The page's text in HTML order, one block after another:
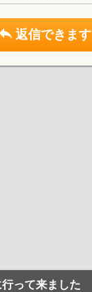
返信できます
って来ました